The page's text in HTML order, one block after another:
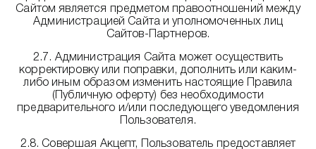
Сайтом является предметом правоотношений между
Администрацией Сайта и уполномоченных лиц
Сайтов-Партнеров.
2.7. Администрация Сайта может осуществить
корректировку или поправки, дополнить или каким-
либо иным образом изменить настоящие Правила
(Публичную оферту) без необходимости
предварительного и/или последующего уведомления
Пользователя.
2.8. Совершая Акцепт, Пользователь предоставляет